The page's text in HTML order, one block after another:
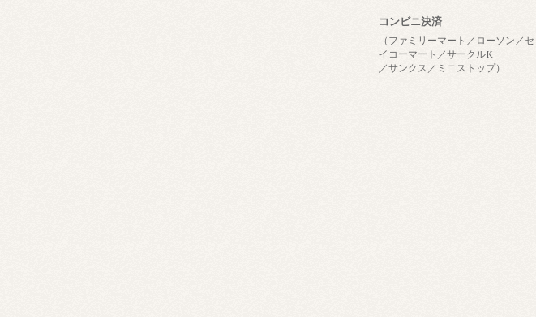
コンビニ決済
（ファミリーマート／ローソン／セ
イコーマート／サークルK
／サンクス／ミニストップ）